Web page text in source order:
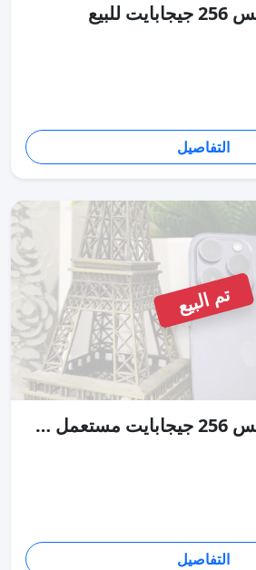
التفاصيل
تم البيع
ايفون 14 برو ماكس 256 جيجابايت مستعمل حالة ممتازة
التفاصيل